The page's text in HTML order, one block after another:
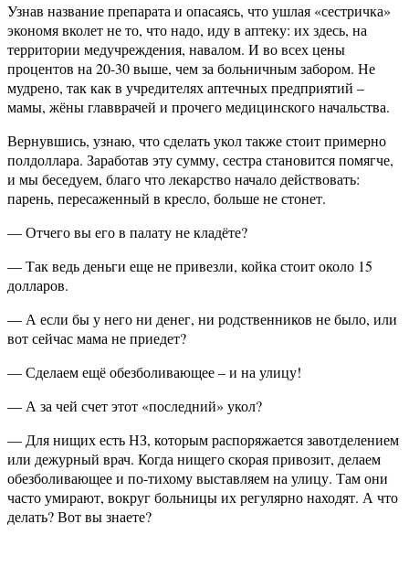
Узнав название препарата и опасаясь, что ушлая «сестричка»
экономя вколет не то, что надо, иду в аптеку: их здесь, на
территории медучреждения, навалом. И во всех цены
процентов на 20-30 выше, чем за больничным забором. Не
мудрено, так как в учредителях аптечных предприятий –
мамы, жёны главврачей и прочего медицинского начальства.
Вернувшись, узнаю, что сделать укол также стоит примерно
полдоллара. Заработав эту сумму, сестра становится помягче,
и мы беседуем, благо что лекарство начало действовать:
парень, пересаженный в кресло, больше не стонет.
— Отчего вы его в палату не кладёте?
— Так ведь деньги еще не привезли, койка стоит около 15
долларов.
— А если бы у него ни денег, ни родственников не было, или
вот сейчас мама не приедет?
— Сделаем ещё обезболивающее – и на улицу!
— А за чей счет этот «последний» укол?
— Для нищих есть НЗ, которым распоряжается завотделением
или дежурный врач. Когда нищего скорая привозит, делаем
обезболивающее и по-тихому выставляем на улицу. Там они
часто умирают, вокруг больницы их регулярно находят. А что
делать? Вот вы знаете?